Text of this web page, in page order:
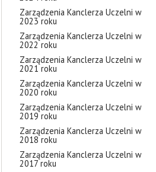
Zarządzenia Kanclerza Uczelni w
2023 roku
Zarządzenia Kanclerza Uczelni w
2022 roku
Zarządzenia Kanclerza Uczelni w
2021 roku
Zarządzenia Kanclerza Uczelni w
2020 roku
Zarządzenia Kanclerza Uczelni w
2019 roku
Zarządzenia Kanclerza Uczelni w
2018 roku
Zarządzenia Kanclerza Uczelni w
2017 roku